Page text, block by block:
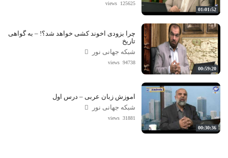
01:01:52
125625 views
00:59:20
چرا بزودی آخوند کشی خواهد شد؟! – به گواهی
تاریخ
شبکه جهانی نور
94738 views
00:30:36
آموزش زبان عربی – درس اول
شبکه جهانی نور
31881 views